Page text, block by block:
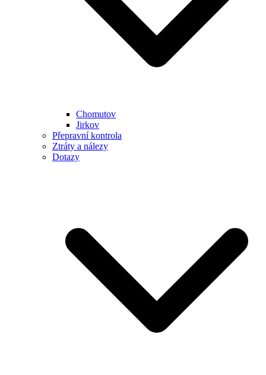
Chomutov
Jirkov
Přepravní kontrola
Ztráty a nálezy
Dotazy